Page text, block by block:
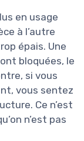
en usage
à l’autre
épais. Une
bloquées, le
si vous
vous sentez
Ce n’est
n’est pas